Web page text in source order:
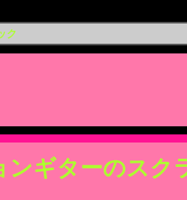
ク
ンギターのスク